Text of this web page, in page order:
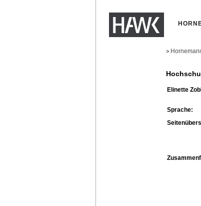
>
Elinette
Sprache: